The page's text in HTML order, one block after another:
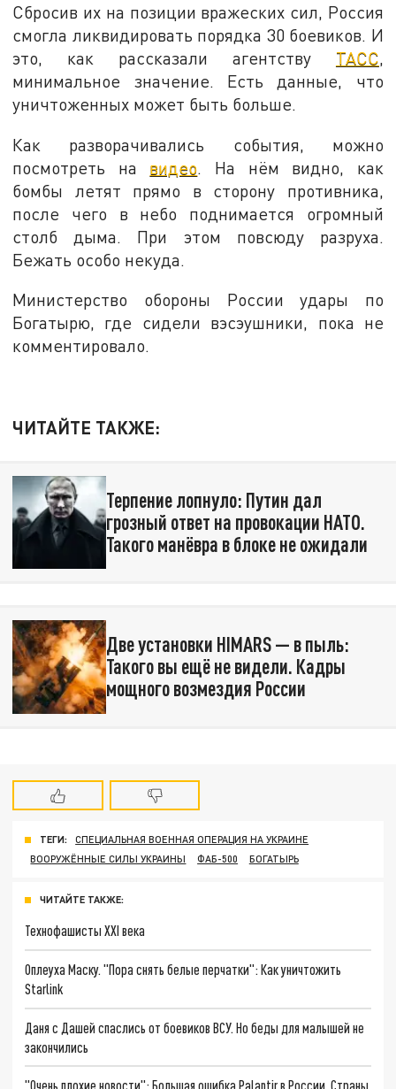
Сбросив их на позиции вражеских сил, Россия
смогла ликвидировать порядка 30 боевиков. И
это, как рассказали агентству ТАСС,
минимальное значение. Есть данные, что
уничтоженных может быть больше.
Как разворачивались события, можно
посмотреть на видео . На нём видно, как
бомбы летят прямо в сторону противника,
после чего в небо поднимается огромный
столб дыма. При этом повсюду разруха.
Бежать особо некуда.
Министерство обороны России удары по
Богатырю, где сидели вэсэушники, пока не
комментировало.
ЧИТАЙТЕ ТАКЖЕ:
Терпение лопнуло: Путин дал
грозный ответ на провокации НАТО.
Такого манёвра в блоке не ожидали
Две установки HIMARS — в пыль:
Такого вы ещё не видели. Кадры
мощного возмездия России
ТЕГИ:
СПЕЦИАЛЬНАЯ ВОЕННАЯ ОПЕРАЦИЯ НА УКРАИНЕ
ВООРУЖЁННЫЕ СИЛЫ УКРАИНЫ
ФАБ-500 БОГАТЫРЬ
ЧИТАЙТЕ ТАКЖЕ:
Технофашисты XXI века
Оплеуха Маску. "Пора снять белые перчатки": Как уничтожить
Starlink
Даня с Дашей спаслись от боевиков ВСУ. Но беды для малышей не
закончились
"Очень плохие новости": Большая ошибка Palantir в России. Страны